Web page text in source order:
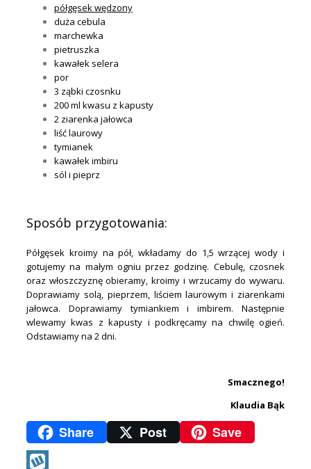
półgęsek wędzony
duża cebula
marchewka
pietruszka
kawałek selera
por
3 ząbki czosnku
200 ml kwasu z kapusty
2 ziarenka jałowca
liść laurowy
tymianek
kawałek imbiru
sól i pieprz
Sposób przygotowania:
Półgęsek kroimy na pół, wkładamy do 1,5 wrzącej wody i
gotujemy na małym ogniu przez godzinę. Cebulę, czosnek
oraz włoszczyznę obieramy, kroimy i wrzucamy do wywaru.
Doprawiamy solą, pieprzem, liściem laurowym i ziarenkami
jałowca. Doprawiamy tymiankiem i imbirem. Następnie
wlewamy kwas z kapusty i podkręcamy na chwilę ogień.
Odstawiamy na 2 dni.
Smacznego!
Klaudia Bąk
Share Post Save